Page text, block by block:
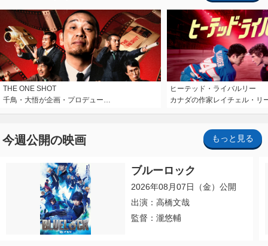
THE ONE SHOT
千鳥・大悟が企画・プロデュー…
ヒーテッド・ライバルリー
カナダの作家レイチェル・リ
今週公開の映画 もっと見る
ブルーロック
2026年08月07日（金）公開
出演：高橋文哉
監督：瀧悠輔